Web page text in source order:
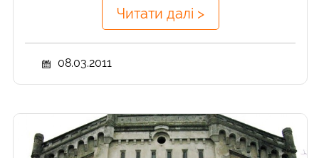
Читати далі >
08.03.2011